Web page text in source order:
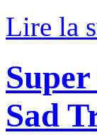
Lire la
Sad